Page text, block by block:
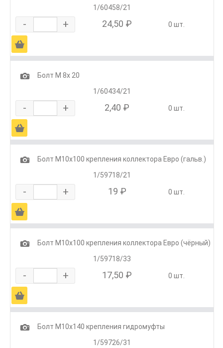
1/60458/21
- + 24,50 ₽ 0 шт.
Ä
1
Болт М 8х 20
1/60434/21
- + 2,40 ₽ 0 шт.
Ä
1
Болт М10х100 крепления коллектора Евро (гальв.)
1/59718/21
- + 19 ₽ 0 шт.
Ä
1
Болт М10х100 крепления коллектора Евро (чёрный)
1/59718/33
- + 17,50 ₽ 0 шт.
Ä
1
Болт М10х140 крепления гидромуфты
1/59726/31